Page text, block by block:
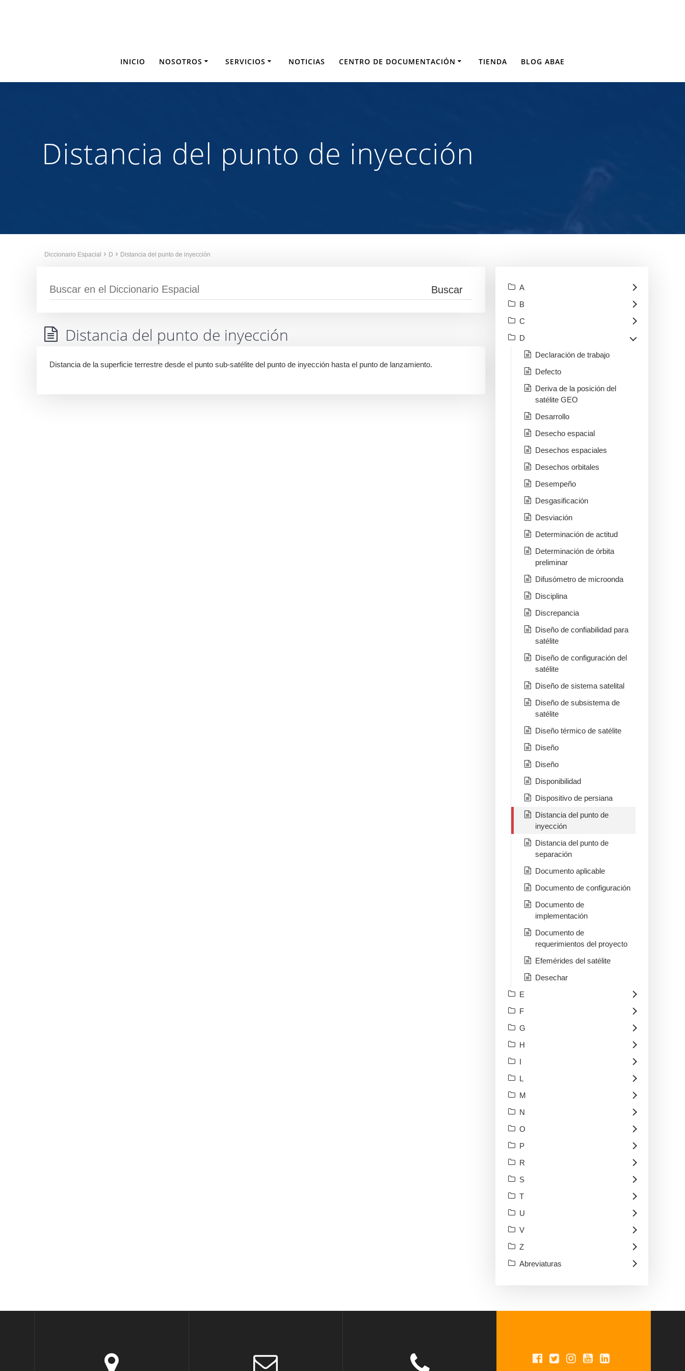
INICIO NOSOTROS SERVICIOS NOTICIAS CENTRO DE DOCUMENTACIÓN TIENDA BLOG ABAE
Distancia del punto de inyección
Diccionario Espacial D Distancia del punto de inyección
Distancia del punto de inyección
Distancia de la superficie terrestre desde el punto sub-satélite del punto de inyección hasta el punto de lanzamiento.
A
B
C
D
Declaración de trabajo
Defecto
Deriva de la posición del
satélite GEO
Desarrollo
Desecho espacial
Desechos espaciales
Desechos orbitales
Desempeño
Desgasificación
Desviación
Determinación de actitud
Determinación de órbita
preliminar
Difusómetro de microonda
Disciplina
Discrepancia
Diseño de confiabilidad para
satélite
Diseño de configuración del
satélite
Diseño de sistema satelital
Diseño de subsistema de
satélite
Diseño térmico de satélite
Diseño
Diseño
Disponibilidad
Dispositivo de persiana
Distancia del punto de
inyección
Distancia del punto de
separación
Documento aplicable
Documento de configuración
Documento de
implementación
Documento de
requerimientos del proyecto
Efemérides del satélite
Desechar
E
F
G
H
I
L
M
N
O
P
R
S
T
U
V
Z
Abreviaturas